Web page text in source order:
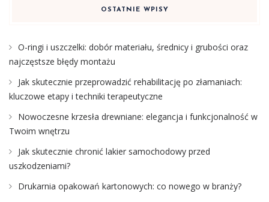
OSTATNIE WPISY
O-ringi i uszczelki: dobór materiału, średnicy i grubości oraz
najczęstsze błędy montażu
Jak skutecznie przeprowadzić rehabilitację po złamaniach:
kluczowe etapy i techniki terapeutyczne
Nowoczesne krzesła drewniane: elegancja i funkcjonalność w
Twoim wnętrzu
Jak skutecznie chronić lakier samochodowy przed
uszkodzeniami?
Drukarnia opakowań kartonowych: co nowego w branży?